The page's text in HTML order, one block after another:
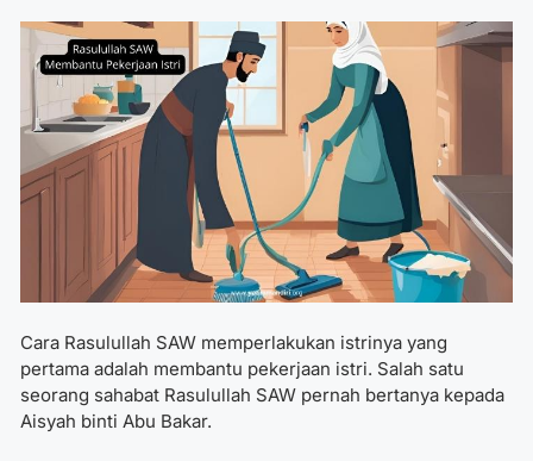
Cara Rasulullah SAW memperlakukan istrinya yang
pertama adalah membantu pekerjaan istri. Salah satu
seorang sahabat Rasulullah SAW pernah bertanya kepada
Aisyah binti Abu Bakar.